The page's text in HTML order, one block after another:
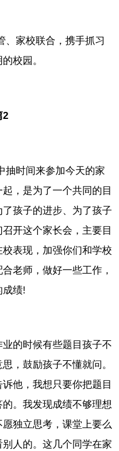
、家校联合，携手抓习
校园。
2
抽时间来参加今天的家
，是为了一个共同的目
孩子的进步、为了孩子
开这个家长会，主要目
表现，加强你们和学校
老师，做好一些工作，
成绩!
的时候有些题目孩子不
，鼓励孩子不懂就问。
他，我想只要你把题目
。我发现成绩不够理想
独立思考，课堂上要么
人的。这几个同学在家